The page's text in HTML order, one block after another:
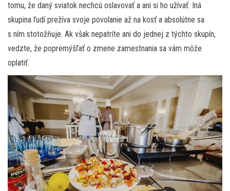
tomu, že daný sviatok nechcú oslavovať a ani si ho užívať. Iná
skupina ľudí prežíva svoje povolanie až na kosť a absolútne sa
s ním stotožňuje. Ak však nepatríte ani do jednej z týchto skupín,
vedzte, že popremýšľať o zmene zamestnania sa vám môže
oplatiť.